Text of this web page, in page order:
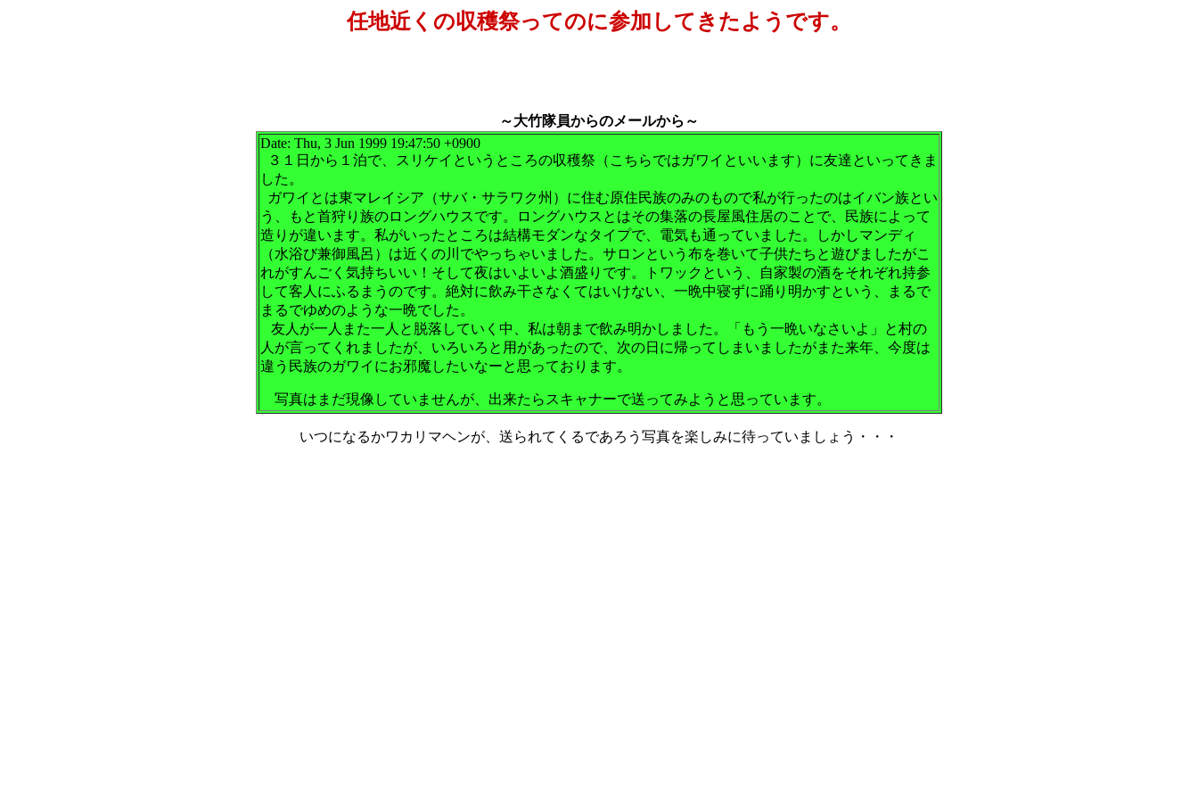
任地近くの収穫祭ってのに参加してきたようです。
～大竹隊員からのメールから～
Date: Thu, 3 Jun 1999 19:47:50 +0900
３１日から１泊で、スリケイというところの収穫祭（こちらではガワイといいます）に友達といってきま
した。
ガワイとは東マレイシア（サバ・サラワク州）に住む原住民族のみのもので私が行ったのはイバン族とい
う、もと首狩り族のロングハウスです。ロングハウスとはその集落の長屋風住居のことで、民族によって
造りが違います。私がいったところは結構モダンなタイプで、電気も通っていました。しかしマンディ
（水浴び兼御風呂）は近くの川でやっちゃいました。サロンという布を巻いて子供たちと遊びましたがこ
れがすんごく気持ちいい！そして夜はいよいよ酒盛りです。トワックという、自家製の酒をそれぞれ持参
して客人にふるまうのです。絶対に飲み干さなくてはいけない、一晩中寝ずに踊り明かすという、まるで
まるでゆめのような一晩でした。
友人が一人また一人と脱落していく中、私は朝まで飲み明かしました。「もう一晩いなさいよ」と村の
人が言ってくれましたが、いろいろと用があったので、次の日に帰ってしまいましたがまた来年、今度は
違う民族のガワイにお邪魔したいなーと思っております。
写真はまだ現像していませんが、出来たらスキャナーで送ってみようと思っています。
いつになるかワカリマヘンが、送られてくるであろう写真を楽しみに待っていましょう・・・